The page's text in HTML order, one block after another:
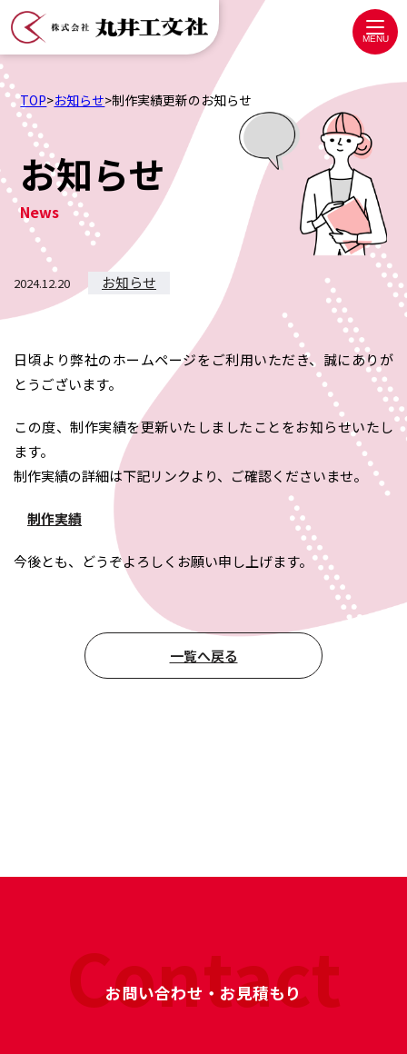
株
式
会
社
MENU
TOP>お知らせ>制作実績更新のお知らせ
お知らせ
News
2024.12.20 お知らせ
日頃より弊社のホームページをご利用いただき、誠にありが
とうございます。
この度、制作実績を更新いたしましたことをお知らせいたし
ます。
制作実績の詳細は下記リンクより、ご確認くださいませ。
制作実績
今後とも、どうぞよろしくお願い申し上げます。
一覧へ戻る
お問い合わせ・お見積もり
Contact